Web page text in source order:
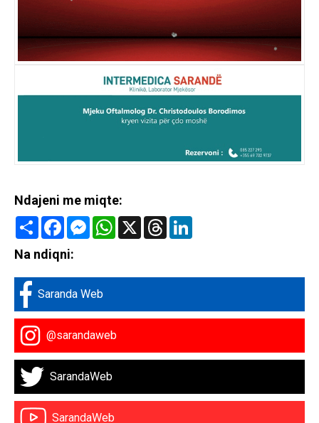
Ndajeni me miqte:
Share FacebookMessenger
WhatsApp
X Threads
Na ndiqni:
Saranda Web
@sarandaweb
SarandaWeb
SarandaWeb